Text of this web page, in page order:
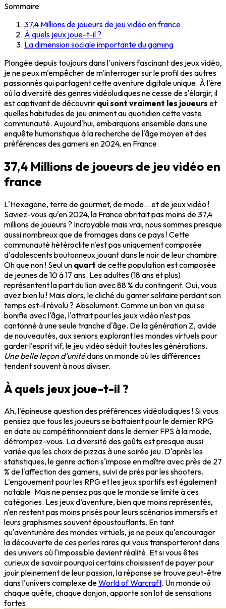
Sommaire
37,4 Millions de joueurs de jeu vidéo en france
À quels jeux joue-t-il ?
La dimension sociale importante du gaming
Plongée depuis toujours dans l'univers fascinant des jeux vidéo,
je ne peux m'empêcher de m'interroger sur le profil des autres
passionnés qui partagent cette aventure digitale unique. À l'ère
où la diversité des genres vidéoludiques ne cesse de s'élargir, il
est captivant de découvrir qui sont vraiment les joueurs et
quelles habitudes de jeu animent au quotidien cette vaste
communauté. Aujourd'hui, embarquons ensemble dans une
enquête humoristique à la recherche de l'âge moyen et des
préférences des gamers en 2024, en France.
37,4 Millions de joueurs de jeu vidéo en
france
L'Hexagone, terre de gourmet, de mode... et de jeux vidéo !
Saviez-vous qu'en 2024, la France abritait pas moins de 37,4
millions de joueurs ? Incroyable mais vrai, nous sommes presque
aussi nombreux que de fromages dans ce pays ! Cette
communauté hétéroclite n'est pas uniquement composée
d'adolescents boutonneux jouant dans le noir de leur chambre.
Oh que non ! Seul un quart de cette population est composée
de jeunes de 10 à 17 ans. Les adultes (18 ans et plus)
représentent la part du lion avec 88 % du contingent. Oui, vous
avez bien lu ! Mais alors, le cliché du gamer solitaire perdant son
temps est-il révolu ? Absolument. Comme un bon vin qui se
bonifie avec l'âge, l'attrait pour les jeux vidéo n'est pas
cantonné à une seule tranche d'âge. De la génération Z, avide
de nouveautés, aux seniors explorant les mondes virtuels pour
garder l’esprit vif, le jeu vidéo séduit toutes les générations.
Une belle leçon d'unitédans un monde où les différences
tendent souvent à nous diviser.
À quels jeux joue-t-il ?
Ah, l'épineuse question des préférences vidéoludiques ! Si vous
pensiez que tous les joueurs se battaient pour le dernier RPG
en date ou compétitionnaient dans le dernier FPS à la mode,
détrompez-vous. La diversité des goûts est presque aussi
variée que les choix de pizzas à une soirée jeu. D'après les
statistiques, le genre action s'impose en maître avec près de 27
% de l'affection des gamers, suivi de près par les shooters.
L'engouement pour les RPG et les jeux sportifs est également
notable. Mais ne pensez pas que le monde se limite à ces
catégories. Les jeux d’aventure, bien que moins représentés,
n'en restent pas moins prisés pour leurs scénarios immersifs et
leurs graphismes souvent époustouflants. En tant
qu'aventurière des mondes virtuels, je ne peux qu'encourager
la découverte de ces perles rares qui vous transporteront dans
des univers où l'impossible devient réalité. Et si vous êtes
curieux de savoir pourquoi certains choisissent de payer pour
jouir pleinement de leur passion, la réponse se trouve peut-être
dans l'univers complexe deWorld of Warcraft. Un monde où
chaque quête, chaque donjon, apporte son lot de sensations
fortes.